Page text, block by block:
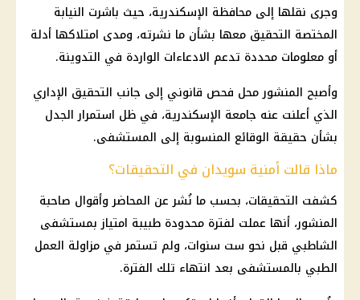
وجرى نقلها إلى محافظة الإسكندرية، حيث باشرت النيابة
المختصة التحقيق معها بشأن ما نشرته، ومدى امتلاكها أدلة
أو معلومات محددة تدعم الادعاءات الواردة في التدوينة.
وأصبح المنشور محل فحص قانوني إلى جانب التحقيق الإداري
الذي أعلنت عنه جامعة الإسكندرية، في ظل استمرار الجدل
بشأن حقيقة الوقائع المنسوبة إلى المستشفى.
ماذا قالت أمنية سويدان في التحقيقات؟
كشفت التحقيقات، بحسب ما نُشر عن المحاضر وأقوال صاحبة
المنشور، أنها عملت لفترة محدودة طبيبة امتياز بمستشفى
الشاطبي قبل نحو ست سنوات، ولم تستمر في مزاولة العمل
الطبي بالمستشفى بعد انتهاء تلك الفترة.